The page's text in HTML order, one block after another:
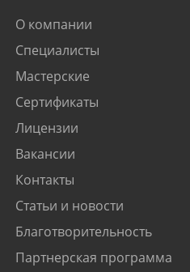
О компании
Специалисты
Мастерские
Сертификаты
Лицензии
Вакансии
Контакты
Статьи и новости
Благотворительность
Партнерская программа